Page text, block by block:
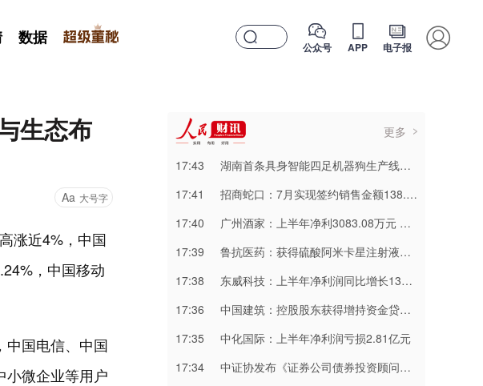
数据 公众号 APP 电子报
生态布
Aa 大号字
涨近4%，中国
，中国移动
中国电信、中国
小微企业等用户
更多
17:43
湖南首条具身智能四足机器狗生产线即将投产
17:41
招商蛇口：7月实现签约销售金额138.14亿元
17:40
广州酒家：上半年净利3083.08万元 同比下降21.15%
17:39
鲁抗医药：获得硫酸阿米卡星注射液补充申请批准通知书
17:38
东威科技：上半年净利润同比增长133.21% 拟10派1.7元
17:36
中国建筑：控股股东获得增持资金贷款支持
17:35
中化国际：上半年净利润亏损2.81亿元
17:34
中证协发布《证券公司债券投资顾问业务管理规则》